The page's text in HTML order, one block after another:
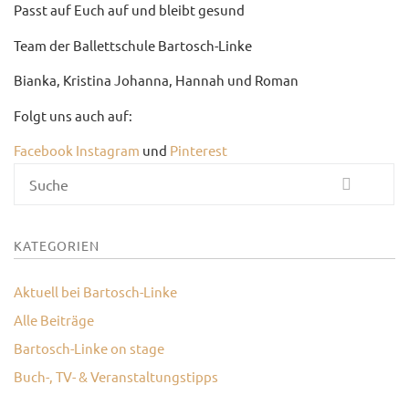
Passt auf Euch auf und bleibt gesund
Team der Ballettschule Bartosch-Linke
Bianka, Kristina Johanna, Hannah und Roman
Folgt uns auch auf:
Facebook Instagram und Pinterest
Suche
KATEGORIEN
Aktuell bei Bartosch-Linke
Alle Beiträge
Bartosch-Linke on stage
Buch-, TV- & Veranstaltungstipps